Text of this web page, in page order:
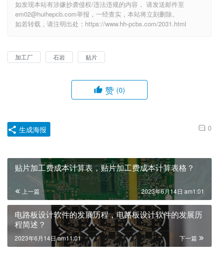
如发现本站有涉嫌抄袭侵权/违法违规的内容， 请发送邮件至
em02@huihepcb.com举报，一经查实，本站将立刻删除。
如若转载，请注明出处：https://www.hh-pcbs.com/2031.html
加工厂 石岩 贴片
赞 (0)
0
生成海报
贴片加工费成本计算表，贴片加工费成本计算表格？
上一篇 2023年6月14日 am1:01
电路板设计软件的发展历程，电路板设计软件的发展历
程简述？
下一篇
2023年6月14日 am11:01